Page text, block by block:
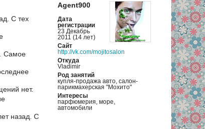
С тех
Самое
нет.
назад. С
Agent900
Дата
регистрации
23 Декабрь
2011 (14 лет)
Сайт
http://vk.com/mojitosalon
Откуда
Vladimir
Род занятий
купля-продажа авто, салон-
парикмахерская "Мохито"
Интересы
парфюмерия, море,
автомобили